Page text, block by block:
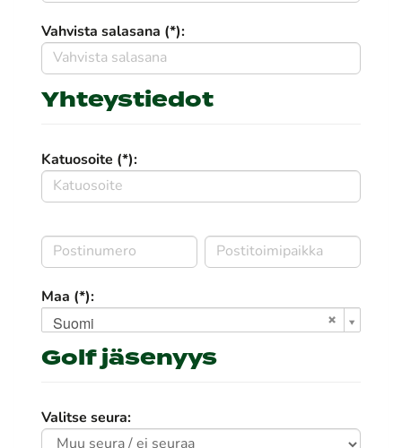
Vahvista salasana (*):
Yhteystiedot
Katuosoite (*):
Maa (*):
Suomi
Golf jäsenyys
Valitse seura: